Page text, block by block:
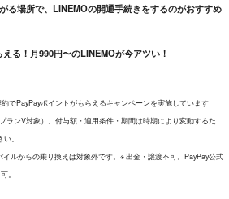
る場所で、LINEMOの開通手続きをするのがおすすめ
る！月990円〜のLINEMOが今アツい！
でPayPayポイントがもらえるキャンペーンを実施しています
ランV対象）。付与額・適用条件・期間は時期により変動するた
。
ルからの乗り換えは対象外です。※ 出金・譲渡不可。PayPay公式
。